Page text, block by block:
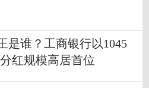
是谁？工商银行以1045
红规模高居首位